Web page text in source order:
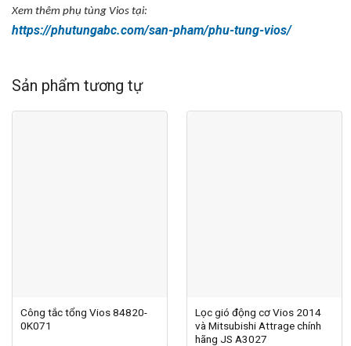
Xem thêm phụ tùng Vios tại:
https://phutungabc.com/san-pham/phu-tung-vios/
Sản phẩm tương tự
Công tắc tổng Vios 84820-
0K071
Lọc gió động cơ Vios 2014
và Mitsubishi Attrage chính
hãng JS A3027